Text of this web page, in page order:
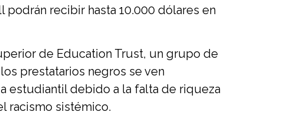
recibir hasta 10.000 dólares en
de Education Trust, un grupo de
prestatarios negros se ven
estudiantil debido a la falta de riqueza
racismo sistémico.